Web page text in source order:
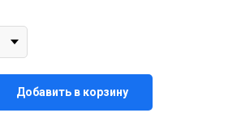
Добавить в корзину